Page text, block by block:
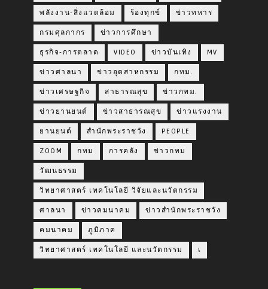
พลังงาน-สิ่งแวดล้อม ร้องทุกข์ ข่าวทหาร
กรมศุลกากร ข่าวการศึกษา
ธุรกิจ-การตลาด VIDEO ข่าวบันเทิง MV
ข่าวศาลนา ข่าวอุตสาหกรรม กทม.
ข่าวเศรษฐกิจ สาธารณสุข ข่าวกทม.
ข่าวยานยนต์ ข่าวสาธารณสุข ข่าวแรงงาน
ยานยนต์ สำนักพระราชวัง PEOPLE
ZOOM กทม การคลัง ข่าวกทม
วัฒนธรรม
วิทยาศาสตร์ เทคโนโลยี วิจัยและนวัตกรรม
ศาลนา ข่าวคมนาคม ข่าวสำนักพระราชวัง
คมนาคม ภูมิภาค
วิทยาศาสตร์ เทคโนโลยี และนวัตกรรม เ